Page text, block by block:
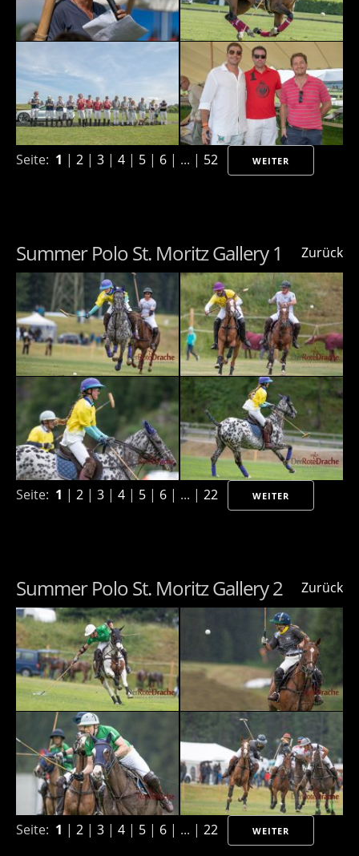
Seite: 1 | 2 | 3 | 4 | 5 | 6 | ... | 52 WEITER
Zurück
Summer Polo St. Moritz Gallery 1
Seite: 1 | 2 | 3 | 4 | 5 | 6 | ... | 22 WEITER
Zurück
Summer Polo St. Moritz Gallery 2
Seite: 1 | 2 | 3 | 4 | 5 | 6 | ... | 22 WEITER